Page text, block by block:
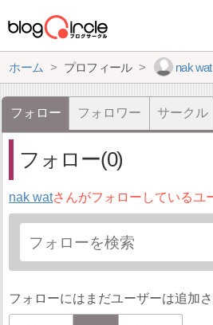
ホーム プロフィール nak wat
フォロー フォロワー サークル
フォロー(0)
nak watさんがフォローしているユ
フォローにはまだユーザーは追加さ